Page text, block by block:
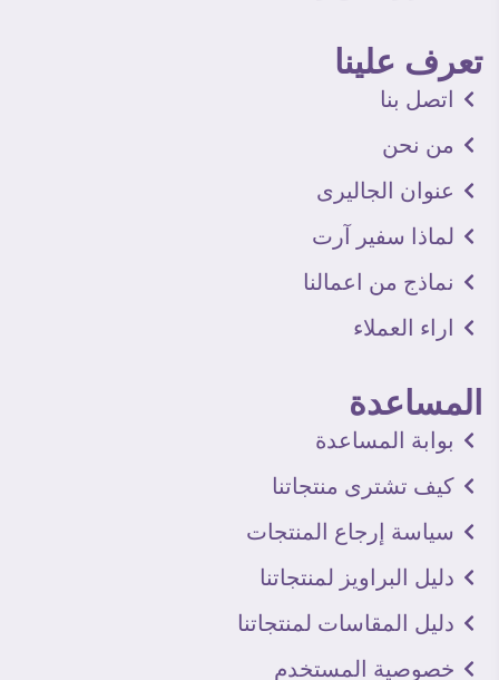
تعرف علينا
اتصل بنا
من نحن
عنوان الجاليرى
لماذا سفير آرت
نماذج من اعمالنا
اراء العملاء
المساعدة
بوابة المساعدة
كيف تشترى منتجاتنا
سياسة إرجاع المنتجات
دليل البراويز لمنتجاتنا
دليل المقاسات لمنتجاتنا
خصوصية المستخدم